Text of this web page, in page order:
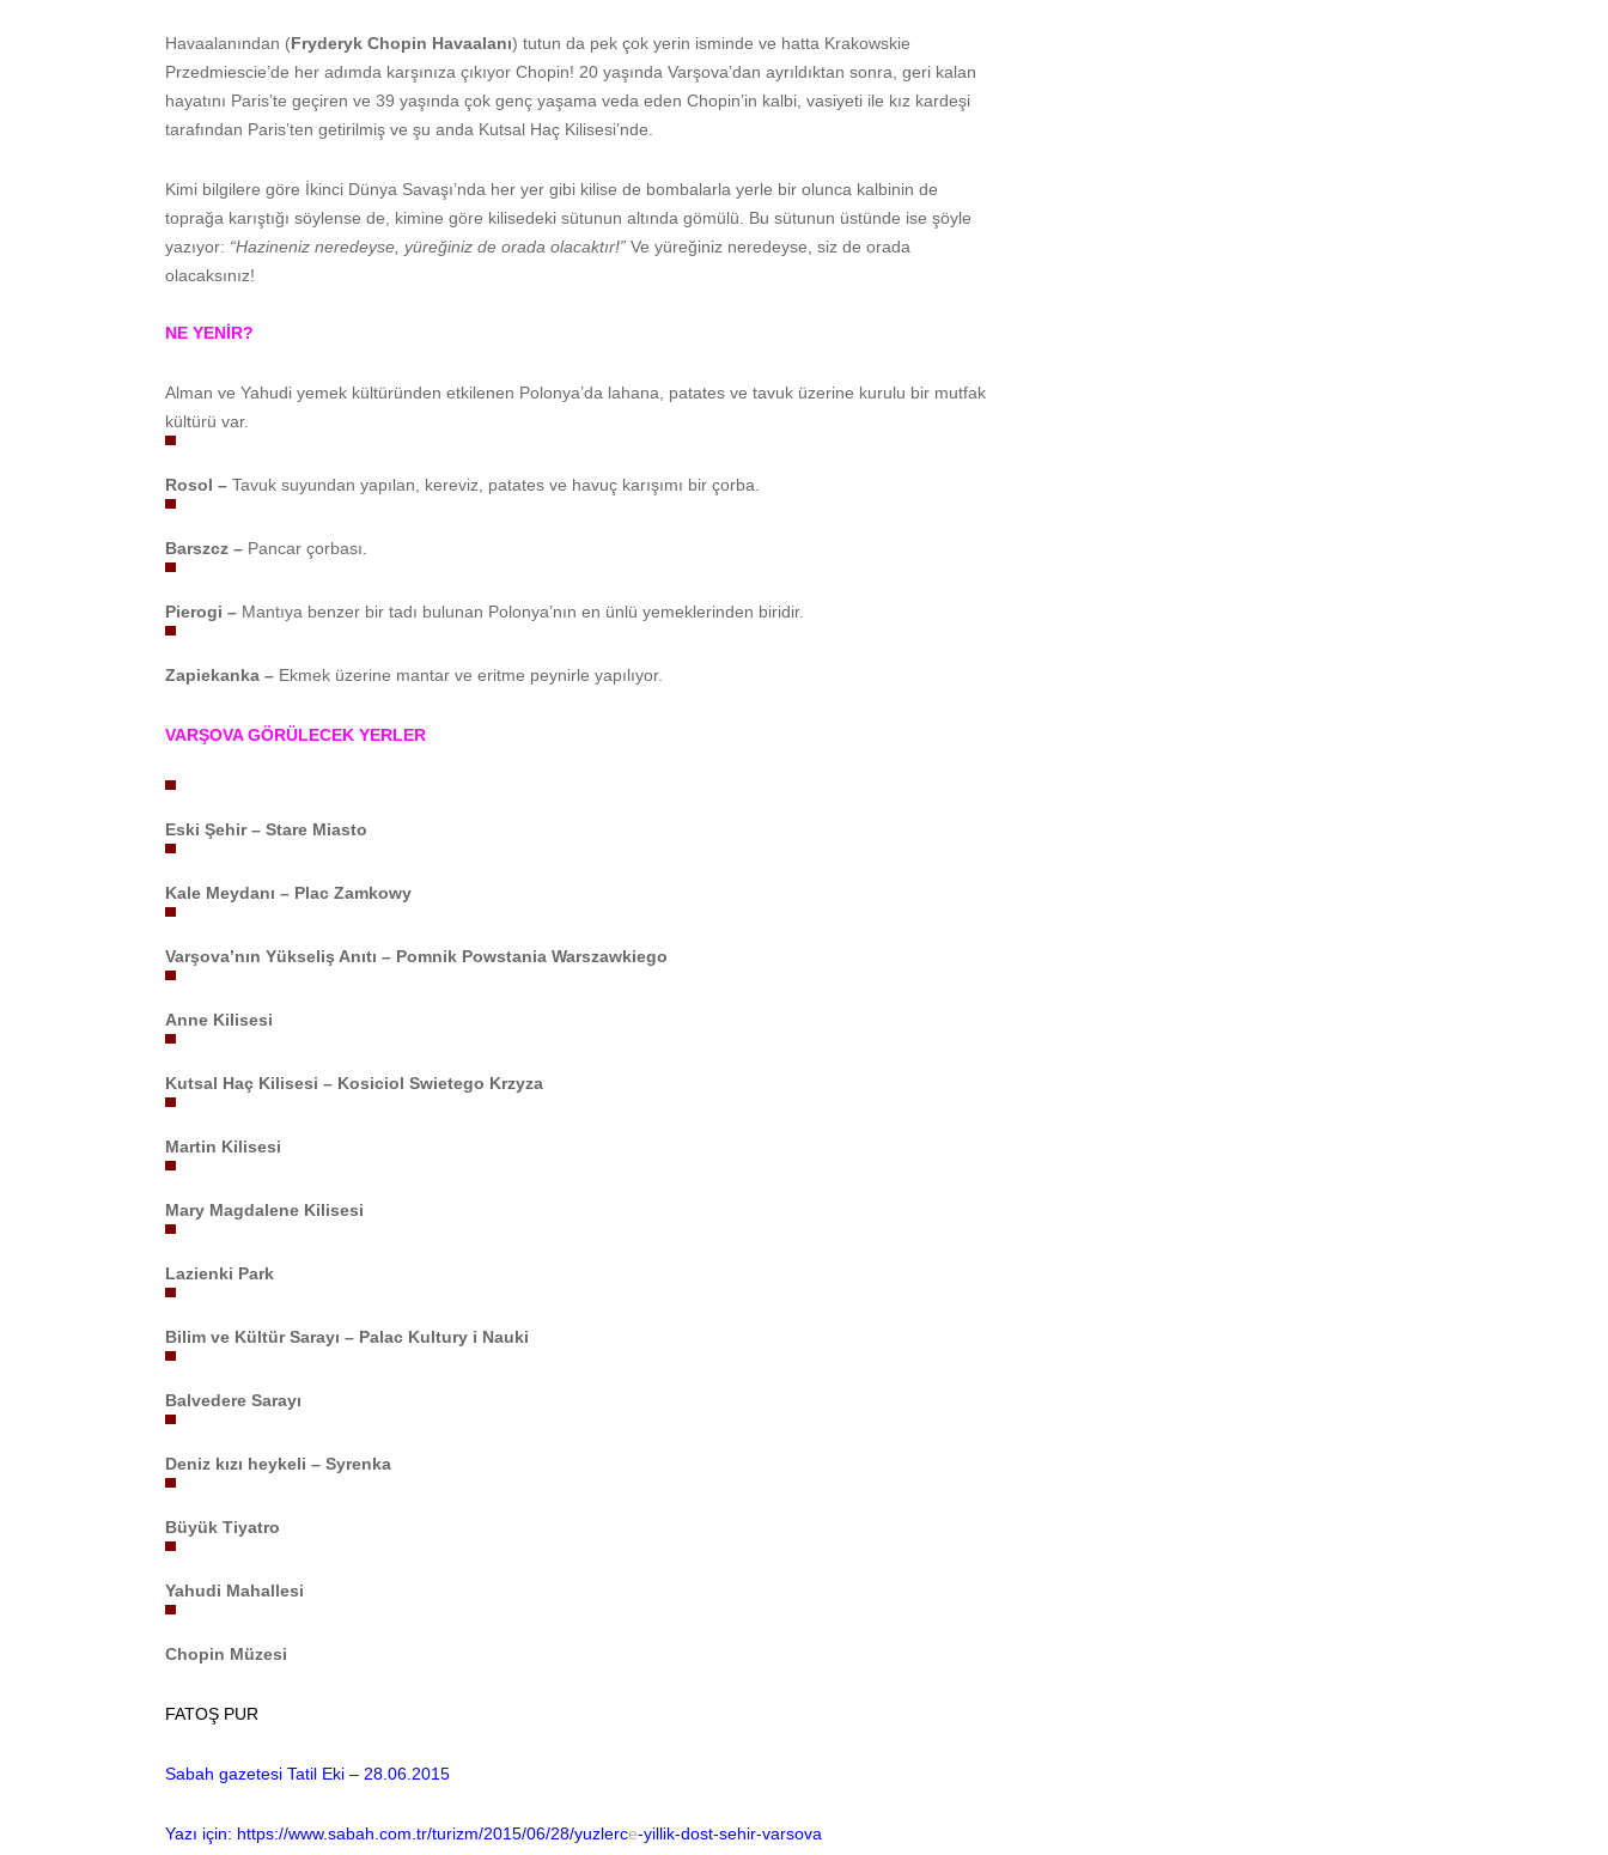
Havaalanından (Fryderyk Chopin Havaalanı) tutun da pek çok yerin isminde ve hatta Krakowskie
Przedmiescie’de her adımda karşınıza çıkıyor Chopin! 20 yaşında Varşova’dan ayrıldıktan sonra, geri kalan
hayatını Paris’te geçiren ve 39 yaşında çok genç yaşama veda eden Chopin’in kalbi, vasiyeti ile kız kardeşi
tarafından Paris’ten getirilmiş ve şu anda Kutsal Haç Kilisesi’nde.
Kimi bilgilere göre İkinci Dünya Savaşı’nda her yer gibi kilise de bombalarla yerle bir olunca kalbinin de
toprağa karıştığı söylense de, kimine göre kilisedeki sütunun altında gömülü. Bu sütunun üstünde ise şöyle
yazıyor: “Hazineniz neredeyse, yüreğiniz de orada olacaktır!” Ve yüreğiniz neredeyse, siz de orada
olacaksınız!
NE YENİR?
Alman ve Yahudi yemek kültüründen etkilenen Polonya’da lahana, patates ve tavuk üzerine kurulu bir mutfak
kültürü var.
Rosol – Tavuk suyundan yapılan, kereviz, patates ve havuç karışımı bir çorba.
Barszcz – Pancar çorbası.
Pierogi – Mantıya benzer bir tadı bulunan Polonya’nın en ünlü yemeklerinden biridir.
Zapiekanka – Ekmek üzerine mantar ve eritme peynirle yapılıyor.
VARŞOVA GÖRÜLECEK YERLER
Eski Şehir – Stare Miasto
Kale Meydanı – Plac Zamkowy
Varşova’nın Yükseliş Anıtı – Pomnik Powstania Warszawkiego
Anne Kilisesi
Kutsal Haç Kilisesi – Kosiciol Swietego Krzyza
Martin Kilisesi
Mary Magdalene Kilisesi
Lazienki Park
Bilim ve Kültür Sarayı – Palac Kultury i Nauki
Balvedere Sarayı
Deniz kızı heykeli – Syrenka
Büyük Tiyatro
Yahudi Mahallesi
Chopin Müzesi
FATOŞ PUR
Sabah gazetesi Tatil Eki – 28.06.2015
Yazı için: https://www.sabah.com.tr/turizm/2015/06/28/yuzlerce-yillik-dost-sehir-varsova